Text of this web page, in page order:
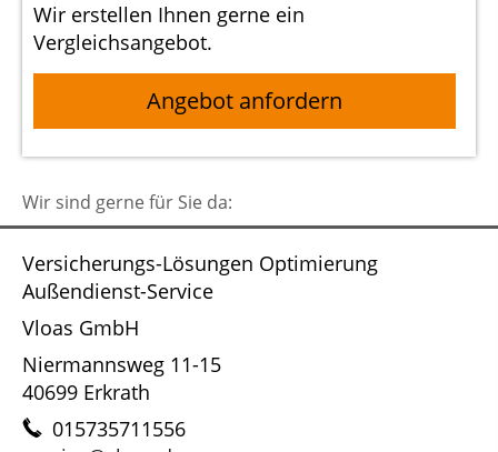
Wir erstellen Ihnen gerne ein
Vergleichsangebot.
Angebot anfordern
Wir sind gerne für Sie da:
Versicherungs-Lösungen Optimierung
Außendienst-Service
Vloas GmbH
Niermannsweg 11-15
40699 Erkrath
015735711556